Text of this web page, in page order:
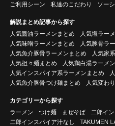
ご利用シーン
私達のこだわり ソー
解説まとめ記事から探す
人気醤油ラーメンまとめ
人気塩ラー
人気味噌ラーメンまとめ
人気豚骨ラ
人気魚介豚骨ラーメンまとめ
人気家
人気担々麺まとめ
人気鶏白湯ラーメ
人気インスパイア系ラーメンまとめ
人気魚介豚骨つけ麺まとめ
人気変わ
カテゴリーから探す
ラーメン
つけ麺 まぜそば
二郎イ
二郎インスパイア汁なし
TAKUMEN